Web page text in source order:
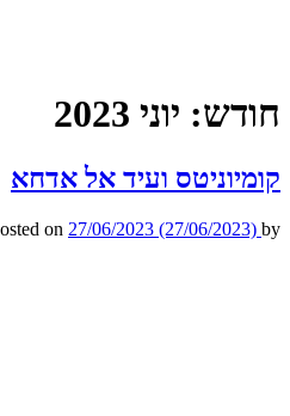
חודש: יוני 2023
קומיוניטס ועיד אל אדחא
on 27/06/2023 (27/06/2023) by